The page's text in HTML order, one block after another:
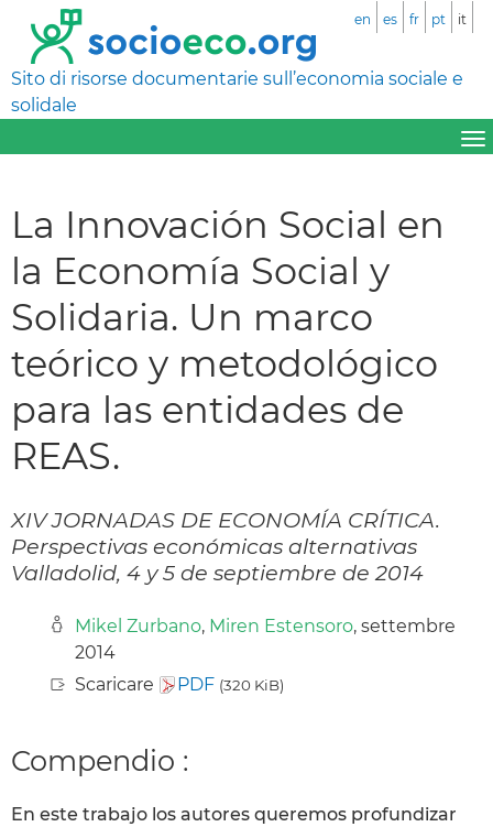
Sito di risorse documentarie sull’economia sociale e
solidale
en es fr pt it
La Innovación Social en
la Economía Social y
Solidaria. Un marco
teórico y metodológico
para las entidades de
REAS.
XIV JORNADAS DE ECONOMÍA CRÍTICA.
Perspectivas económicas alternativas
Valladolid, 4 y 5 de septiembre de 2014
Mikel Zurbano, Miren Estensoro, settembre
2014
Scaricare
PDF (320 KiB)
Compendio :
En este trabajo los autores queremos profundizar